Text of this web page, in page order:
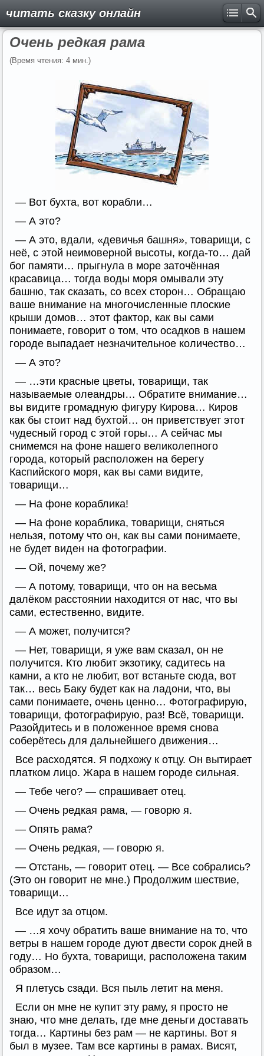
читать сказку онлайн
Очень редкая рама
(Время чтения: 4 мин.)
— Вот бухта, вот корабли…
— А это?
— А это, вдали, «девичья башня», товарищи, с
неё, с этой неимоверной высоты, когда-то… дай
бог памяти… прыгнула в море заточённая
красавица… тогда воды моря омывали эту
башню, так сказать, со всех сторон… Обращаю
ваше внимание на многочисленные плоские
крыши домов… этот фактор, как вы сами
понимаете, говорит о том, что осадков в нашем
городе выпадает незначительное количество…
— А это?
— …эти красные цветы, товарищи, так
называемые олеандры… Обратите внимание…
вы видите громадную фигуру Кирова… Киров
как бы стоит над бухтой… он приветствует этот
чудесный город с этой горы… А сейчас мы
снимемся на фоне нашего великолепного
города, который расположен на берегу
Каспийского моря, как вы сами видите,
товарищи…
— На фоне кораблика!
— На фоне кораблика, товарищи, сняться
нельзя, потому что он, как вы сами понимаете,
не будет виден на фотографии.
— Ой, почему же?
— А потому, товарищи, что он на весьма
далёком расстоянии находится от нас, что вы
сами, естественно, видите.
— А может, получится?
— Нет, товарищи, я уже вам сказал, он не
получится. Кто любит экзотику, садитесь на
камни, а кто не любит, вот встаньте сюда, вот
так… весь Баку будет как на ладони, что, вы
сами понимаете, очень ценно… Фотографирую,
товарищи, фотографирую, раз! Всё, товарищи.
Разойдитесь и в положенное время снова
соберётесь для дальнейшего движения…
Все расходятся. Я подхожу к отцу. Он вытирает
платком лицо. Жара в нашем городе сильная.
— Тебе чего? — спрашивает отец.
— Очень редкая рама, — говорю я.
— Опять рама?
— Очень редкая, — говорю я.
— Отстань, — говорит отец. — Все собрались?
(Это он говорит не мне.) Продолжим шествие,
товарищи…
Все идут за отцом.
— …я хочу обратить ваше внимание на то, что
ветры в нашем городе дуют двести сорок дней в
году… Но бухта, товарищи, расположена таким
образом…
Я плетусь сзади. Вся пыль летит на меня.
Если он мне не купит эту раму, я просто не
знаю, что мне делать, где мне деньги доставать
тогда… Картины без рам — не картины. Вот я
был в музее. Там все картины в рамах. Висят,